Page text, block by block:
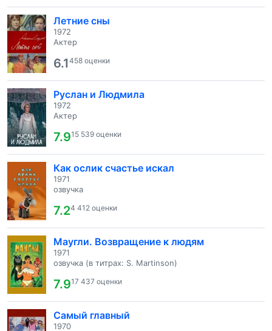
Летние сны
1972
Актер
6.1458 оценки
Руслан и Людмила
1972
Актер
7.915 539 оценки
Как ослик счастье искал
1971
озвучка
7.24 412 оценки
Маугли. Возвращение к людям
1971
озвучка (в титрах: S. Martinson)
7.917 437 оценки
Самый главный
1970